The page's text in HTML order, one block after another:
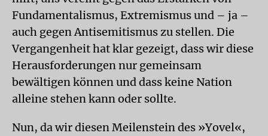
Fundamentalismus, Extremismus und – ja –
auch gegen Antisemitismus zu stellen. Die
Vergangenheit hat klar gezeigt, dass wir diese
Herausforderungen nur gemeinsam
bewältigen können und dass keine Nation
alleine stehen kann oder sollte.
Nun, da wir diesen Meilenstein des »Yovel«,